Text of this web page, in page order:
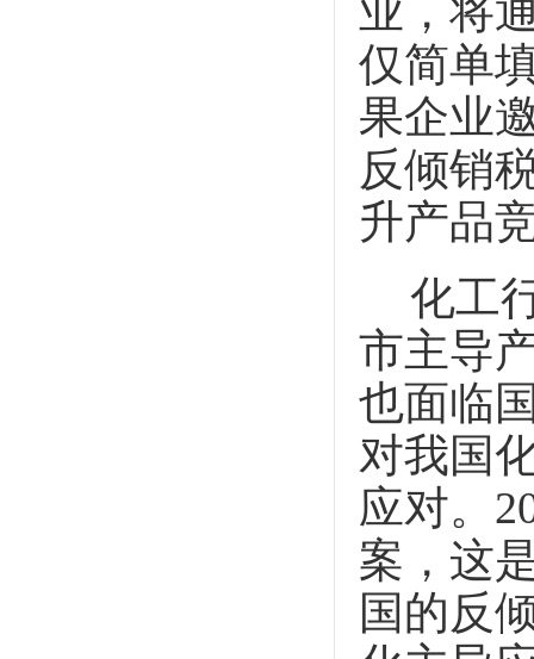
业，将
仅简单
果企业
反倾销
升产品
化工
市主导
也面临
对我国
应对。
案，这
国的反